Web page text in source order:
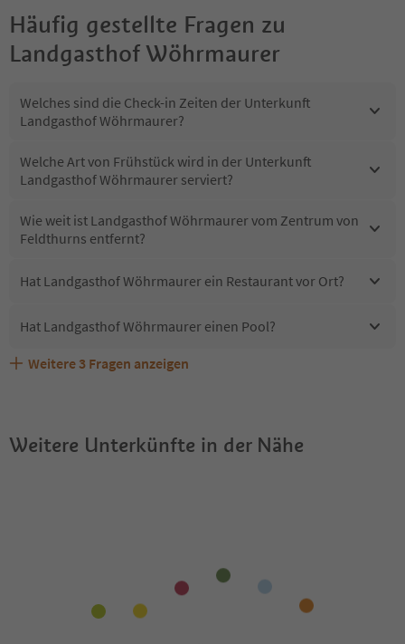
Häufig gestellte Fragen zu
Landgasthof Wöhrmaurer
Welches sind die Check-in Zeiten der Unterkunft
Landgasthof Wöhrmaurer?
Welche Art von Frühstück wird in der Unterkunft
Landgasthof Wöhrmaurer serviert?
Wie weit ist Landgasthof Wöhrmaurer vom Zentrum von
Feldthurns entfernt?
Hat Landgasthof Wöhrmaurer ein Restaurant vor Ort?
Hat Landgasthof Wöhrmaurer einen Pool?
Sind Haustiere in der Unterkunft Landgasthof
Welche Services bietet Landgasthof Wöhrmaurer?
Erhalten die Gäste von Landgasthof Wöhrmaurer einen
Weitere 3 Fragen anzeigen
Weitere Unterkünfte in der Nähe